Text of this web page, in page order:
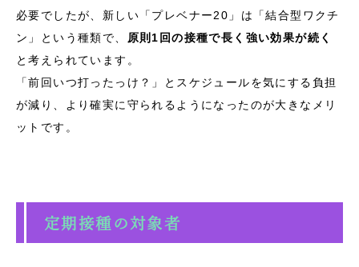
必要でしたが、新しい「プレベナー20」は「結合型ワクチ
ン」という種類で、 原則1回の接種で長く強い効果が続く
と考えられています。
「前回いつ打ったっけ？」とスケジュールを気にする負担
が減り、より確実に守られるようになったのが大きなメリ
ットです。
定期接種の対象者